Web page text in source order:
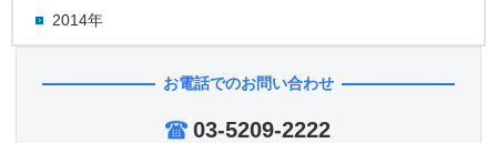
2014年
お電話でのお問い合わせ
03-5209-2222